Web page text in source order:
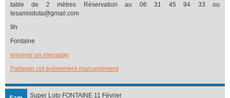
table de 2 mètres Réservation au 06 31 45 94 33 ou
lesamisduta@gmail.com
9h
Fontaine
envoyer un message
Partager cet événement manuellement
Super Loto FONTAINE 11 Février